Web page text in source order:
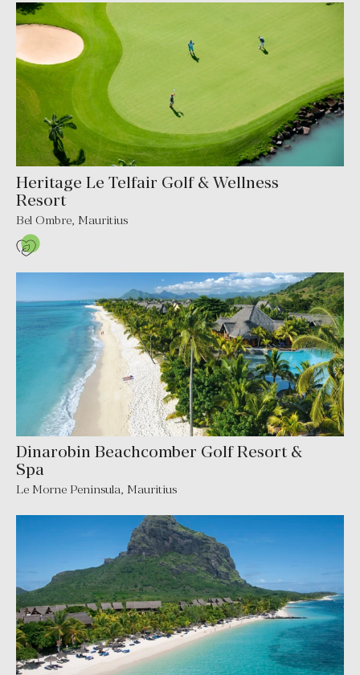
Heritage Le Telfair Golf & Wellness
Resort
Bel Ombre, Mauritius
Dinarobin Beachcomber Golf Resort &
Spa
Le Morne Peninsula, Mauritius